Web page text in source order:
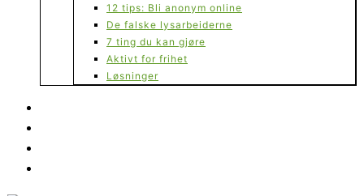
12 tips: Bli anonym online
De falske lysarbeiderne
7 ting du kan gjøre
Aktivt for frihet
Løsninger